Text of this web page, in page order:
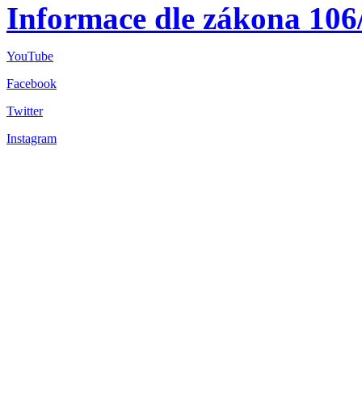
Informace dle zákona
YouTube
Facebook
Twitter
Instagram